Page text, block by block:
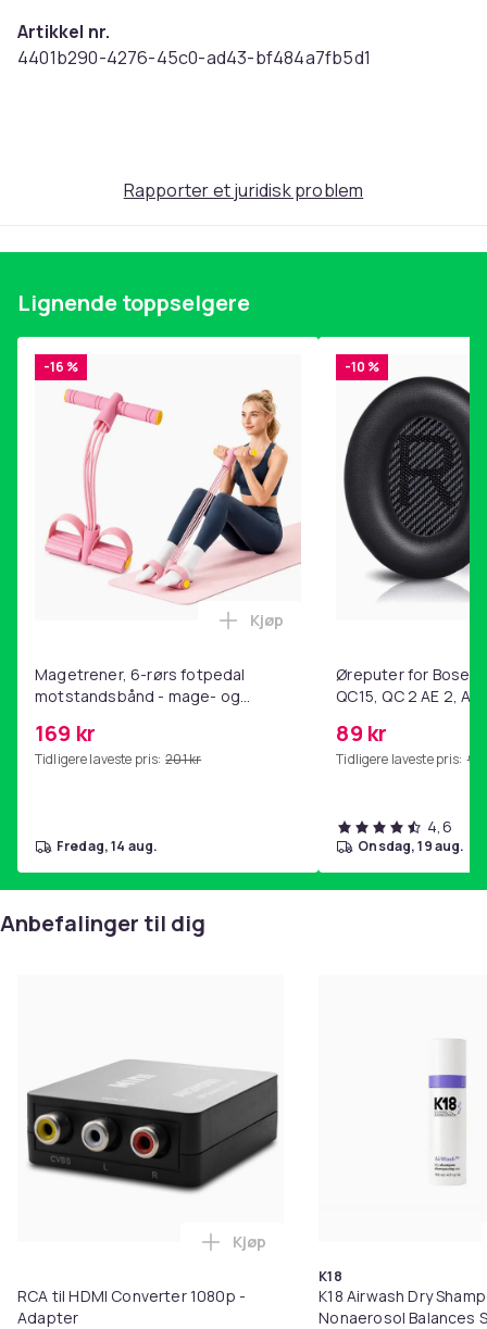
Artikkel nr.
4401b290-4276-45c0-ad43-bf484a7fb5d1
Rapporter et juridisk problem
Lignende toppselgere
-16 %
Magetrener, 6-rørs fotpedal
motstandsbånd - mage- og
hjemmegymnastikk Pink
169 kr
Tidligere laveste pris: 201 kr
Legg Magetrener, 6-rørs
Kjøp
fredag, 14 aug.
-10 %
Øreputer for Bose
QC15, QC 2 AE 2, AE
89 kr
Tidligere laveste pris: 99
4,6
onsdag, 19 aug.
Anbefalinger til dig
RCA til HDMI Converter 1080p -
Adapter
Legg RCA til HDMI Converter
Kjøp
K18
K18 Airwash Dry
Nonaerosol Balances